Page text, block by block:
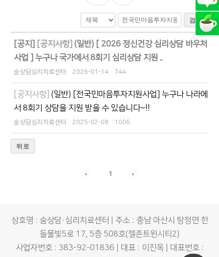
검색
[공지] [공지사항] (일반) [ 2026 정신건강 심리상담 바우처
사업 ] 누구나 국가에서 8회기 심리상담 지원 ..
숨상담심리치료센터 2026-01-14 744
[공지사항] (일반) [전국민마음투자지원사업] 누구나 나라에
서 8회기 상담을 지원 받을 수 있습니다~!!
숨상담심리치료센터 2025-02-08 1006
뒤로
1
상호명 : 숨상담·심리치료센터 | 주소 : 충남 아산시 탕정면 한
들물빛5로 17, 5층 508호(젤존트윈시티2)
사업자번호 : 383-92-01836 | 대표 : 이진옥 | 대표번호 :